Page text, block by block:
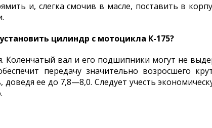
и, слегка смочив в масле, поставить в
цилиндр с мотоцикла К-175?
Коленчатый вал и его подшипники могут не
передачу значительно возросшего
доведя ее до 7,8—8,0. Следует учесть